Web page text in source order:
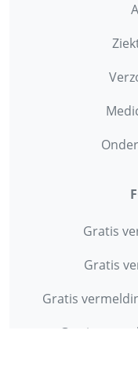
Gratis
Gratis
Gratis
Gratis